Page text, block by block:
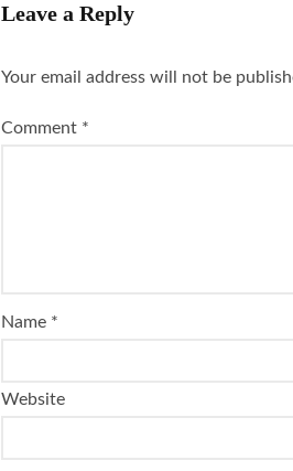
Leave a Reply
Your email address will not be
Comment *
Name *
Website